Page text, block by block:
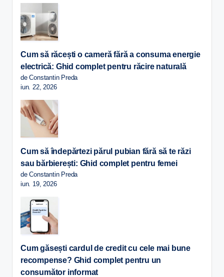
Cum să răcești o cameră fără a consuma energie
electrică: Ghid complet pentru răcire naturală
de Constantin Preda
iun. 22, 2026
Cum să îndepărtezi părul pubian fără să te răzi
sau bărbierești: Ghid complet pentru femei
de Constantin Preda
iun. 19, 2026
Cum găsești cardul de credit cu cele mai bune
recompense? Ghid complet pentru un
consumător informat